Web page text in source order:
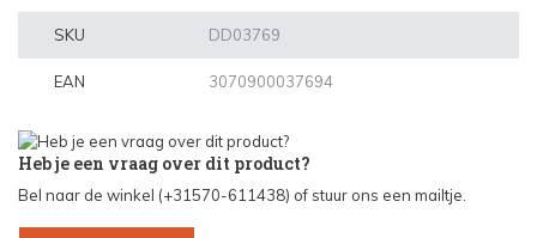
SKU DD03769
EAN 3070900037694
Heb je een vraag over dit product?
Bel naar de winkel (+31570-611438) of stuur ons een mailtje.